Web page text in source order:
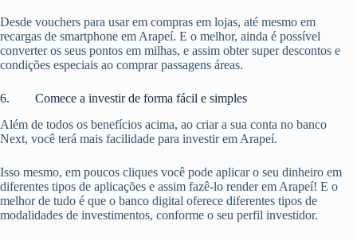
Desde vouchers para usar em compras em lojas, até mesmo em
recargas de smartphone em Arapeí. E o melhor, ainda é possível
converter os seus pontos em milhas, e assim obter super descontos e
condições especiais ao comprar passagens áreas.
6. Comece a investir de forma fácil e simples
Além de todos os benefícios acima, ao criar a sua conta no banco
Next, você terá mais facilidade para investir em Arapeí.
Isso mesmo, em poucos cliques você pode aplicar o seu dinheiro em
diferentes tipos de aplicações e assim fazê-lo render em Arapeí! E o
melhor de tudo é que o banco digital oferece diferentes tipos de
modalidades de investimentos, conforme o seu perfil investidor.